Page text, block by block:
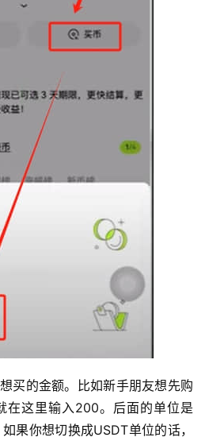
买的金额。比如新手朋友想先购
在这里输入200。后面的单位是
果你想切换成USDT单位的话，